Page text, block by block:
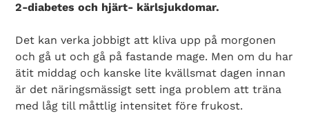
2-diabetes och hjärt- kärlsjukdomar.
Det kan verka jobbigt att kliva upp på morgonen
och gå ut och gå på fastande mage. Men om du har
ätit middag och kanske lite kvällsmat dagen innan
är det näringsmässigt sett inga problem att träna
med låg till måttlig intensitet före frukost.